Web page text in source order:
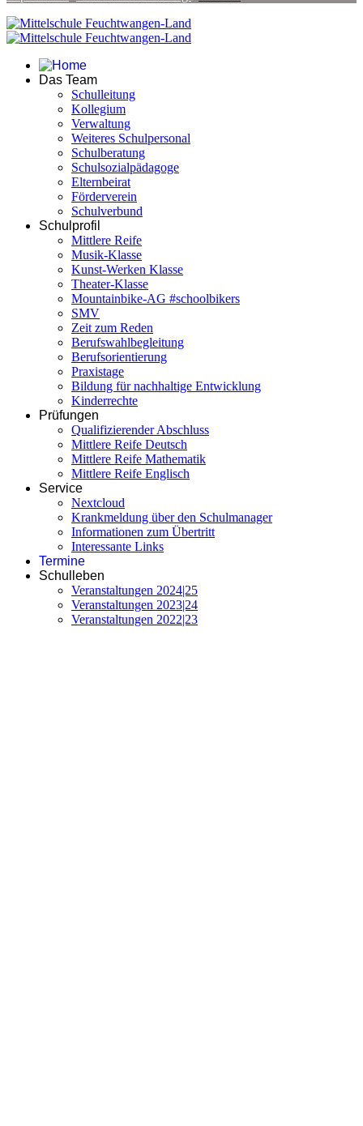
Das Team
Schulleitung
Kollegium
Verwaltung
Weiteres Schulpersonal
Schulberatung
Schulsozialpädagoge
Elternbeirat
Förderverein
Schulverbund
Schulprofil
Mittlere Reife
Musik-Klasse
Kunst-Werken Klasse
Theater-Klasse
Mountainbike-AG #schoolbikers
SMV
Zeit zum Reden
Berufswahlbegleitung
Berufsorientierung
Praxistage
Bildung für nachhaltige Entwicklung
Kinderrechte
Prüfungen
Qualifizierender Abschluss
Mittlere Reife Deutsch
Mittlere Reife Mathematik
Mittlere Reife Englisch
Service
Nextcloud
Krankmeldung über den Schulmanager
Informationen zum Übertritt
Interessante Links
Termine
Schulleben
Veranstaltungen 2024|25
Veranstaltungen 2023|24
Veranstaltungen 2022|23